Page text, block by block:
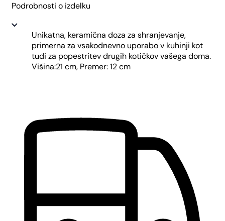
Podrobnosti o izdelku
Unikatna, keramična doza za shranjevanje,
primerna za vsakodnevno uporabo v kuhinji kot
tudi za popestritev drugih kotičkov vašega doma.
Višina:21 cm, Premer: 12 cm